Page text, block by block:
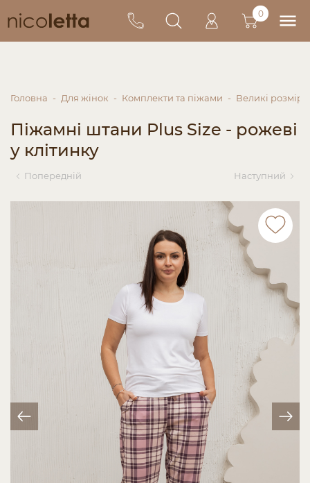
0
Головна Для жінок Комплекти та піжами Великі розміри
Піжамні штани Plus Size - рожеві
у клітинку
Попередній Наступний